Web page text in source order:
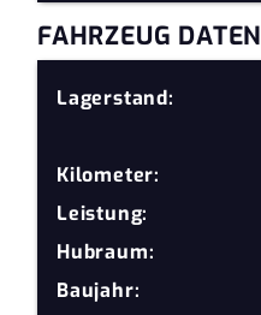
FAHRZEUG DATEN
Lagerstand:
Kilometer:
Leistung:
Hubraum:
Baujahr: